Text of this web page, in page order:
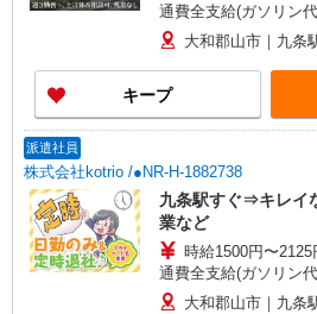
通費全支給(ガソリン
大和郡山市｜九条
キープ
派遣社員
株式会社kotrio /●NR-H-1882738
九条駅すぐ⇒キレイ
業など
時給1500円〜
通費全支給(ガソリン
大和郡山市｜九条